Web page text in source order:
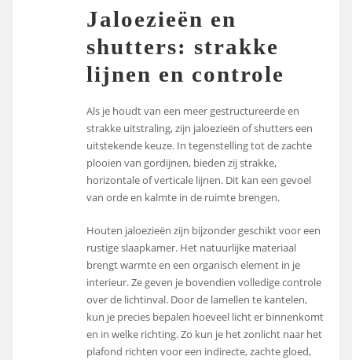
Jaloezieën en
shutters: strakke
lijnen en controle
Als je houdt van een meer gestructureerde en
strakke uitstraling, zijn jaloezieën of shutters een
uitstekende keuze. In tegenstelling tot de zachte
plooien van gordijnen, bieden zij strakke,
horizontale of verticale lijnen. Dit kan een gevoel
van orde en kalmte in de ruimte brengen.
Houten jaloezieën zijn bijzonder geschikt voor een
rustige slaapkamer. Het natuurlijke materiaal
brengt warmte en een organisch element in je
interieur. Ze geven je bovendien volledige controle
over de lichtinval. Door de lamellen te kantelen,
kun je precies bepalen hoeveel licht er binnenkomt
en in welke richting. Zo kun je het zonlicht naar het
plafond richten voor een indirecte, zachte gloed,